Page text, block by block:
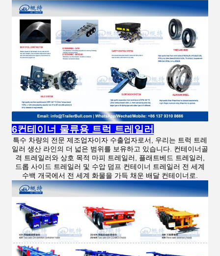
6컨테이너 물류용 트럭 트레일러
특수 차량의 전문 제조업자이자 수출업자로서, 우리는 트럭 트레
일러 생산 라인의 더 넓은 범위를 보유하고 있습니다. 컨테이너골
격 트레일러와 상호 목적 마피 트레일러, 플래트베드 트레일러,
드롭 사이드 트레일러 및 수압 덤프 컨테이너 트레일러 전 세계
수백 개국에서 전 세계 화물을 가득 채운 배달 컨테이너로.